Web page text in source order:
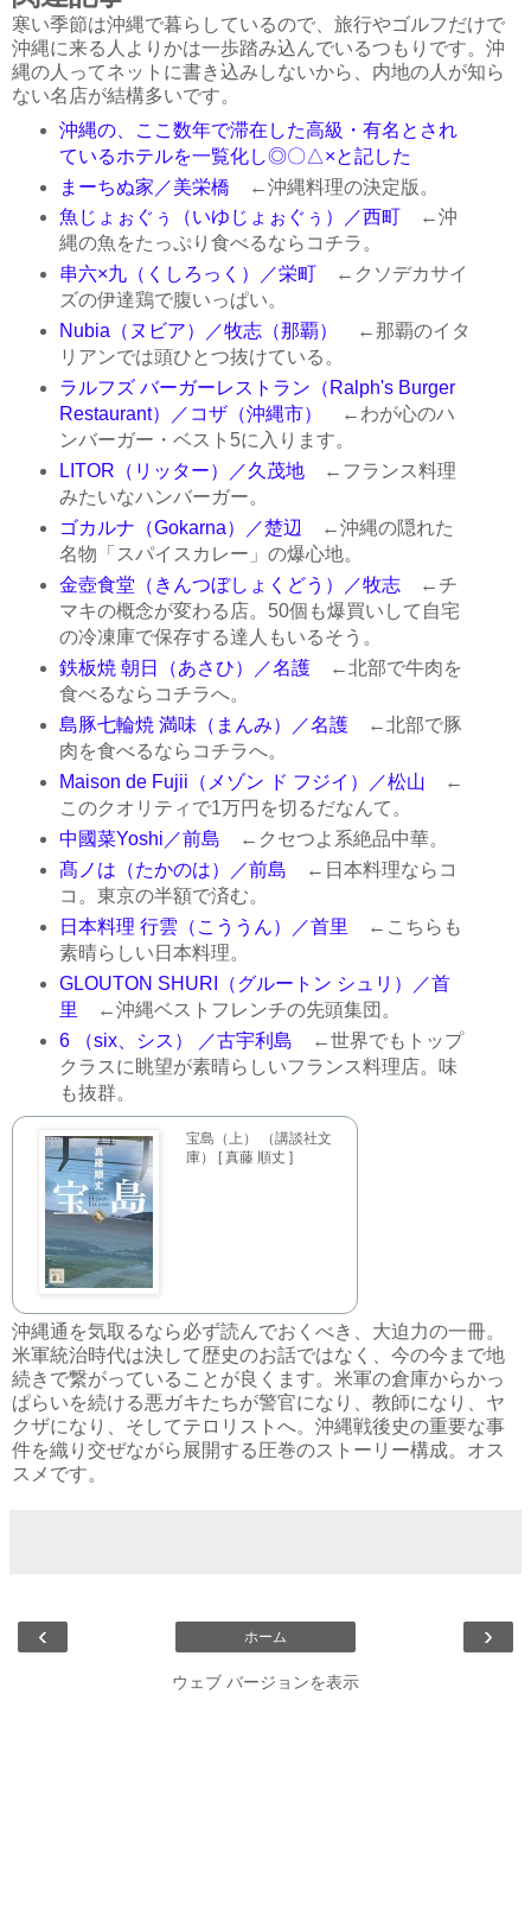
寒い季節は沖縄で暮らしているので、旅行やゴルフだけで
沖縄に来る人よりかは一歩踏み込んでいるつもりです。沖
縄の人ってネットに書き込みしないから、内地の人が知ら
ない名店が結構多いです。
沖縄の、ここ数年で滞在した高級・有名とされ
ているホテルを一覧化し◎〇△×と記した
まーちぬ家／美栄橋 ←沖縄料理の決定版。
魚じょぉぐぅ（いゆじょぉぐぅ）／西町
←沖
縄の魚をたっぷり食べるならコチラ。
串六×九（くしろっく）／栄町←クソデカサイ
ズの伊達鶏で腹いっぱい。
Nubia（ヌビア）／牧志（那覇）
←那覇のイタ
リアンでは頭ひとつ抜けている。
ラルフズ バーガーレストラン（Ralph's Burger
Restaurant）／コザ（沖縄市）
←わが心のハ
ンバーガー・ベスト5に入ります。
LITOR（リッター）／久茂地←フランス料理
みたいなハンバーガー。
ゴカルナ（Gokarna）／楚辺
←沖縄の隠れた
名物「スパイスカレー」の爆心地。
金壺食堂（きんつぼしょくどう）／牧志←チ
マキの概念が変わる店。50個も爆買いして自宅
の冷凍庫で保存する達人もいるそう。
鉄板焼 朝日（あさひ）／名護←北部で牛肉を
食べるならコチラへ。
島豚七輪焼 満味（まんみ）／名護←北部で豚
肉を食べるならコチラへ。
Maison de Fujii（メゾン ド フジイ）／松山 ←
このクオリティで1万円を切るだなんて。
中國菜Yoshi／前島 ←クセつよ系絶品中華。
髙ノは（たかのは）／前島 ←日本料理ならコ
コ。東京の半額で済む。
日本料理 行雲（こううん）／首里 ←こちらも
素晴らしい日本料理。
GLOUTON SHURI（グルートン シュリ）／首
里 ←沖縄ベストフレンチの先頭集団。
6 （six、シス） ／古宇利島 ←世界でもトップ
クラスに眺望が素晴らしいフランス料理店。味
も抜群。
宝島（上） （講談社文
庫） [ 真藤 順丈 ]
沖縄通を気取るなら必ず読んでおくべき、大迫力の一冊。
米軍統治時代は決して歴史のお話ではなく、今の今まで地
続きで繋がっていることが良くます。米軍の倉庫からかっ
ぱらいを続ける悪ガキたちが警官になり、教師になり、ヤ
クザになり、そしてテロリストへ。沖縄戦後史の重要な事
件を織り交ぜながら展開する圧巻のストーリー構成。オス
スメです。
‹ ›
ホーム
ウェブ バージョンを表示